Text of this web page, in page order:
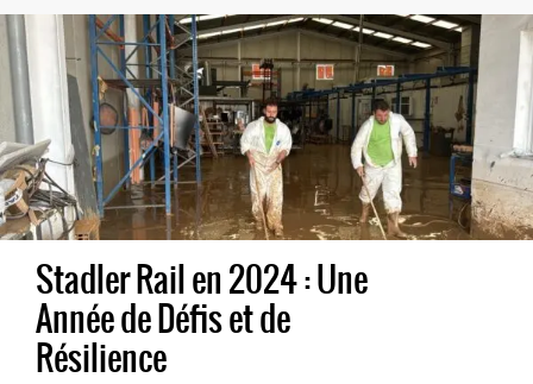
Stadler Rail en 2024 : Une
Année de Défis et de
Résilience